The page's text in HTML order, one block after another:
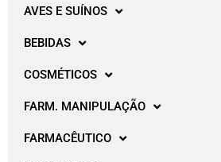
AVES E SUÍNOS
BEBIDAS
COSMÉTICOS
FARM. MANIPULAÇÃO
FARMACÊUTICO